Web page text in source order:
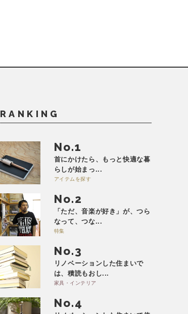
RANKING
No.
首にかけたら、もっと快適な暮
らしが始まっ...
アイテムを探す
No.
「ただ、音楽が好き」が、つら
なって、つな...
特集
No.
リノベーションした住まいで
は、積読もおし...
家具・インテリア
No.